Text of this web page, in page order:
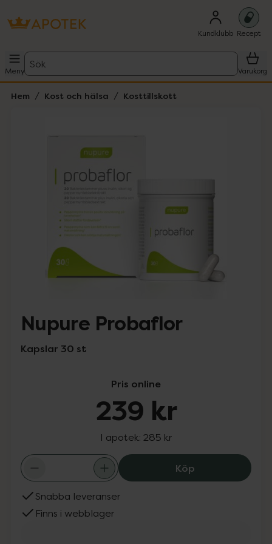
Kundklubb Recept
Meny
Sök
Varukorg
Hem Kost och hälsa Kosttillskott
Nupure Probaflor
Kapslar 30 st
Pris online
239 kr
I apotek: 285 kr
KöpNupure
Snabba leveranser
Finns i webblager